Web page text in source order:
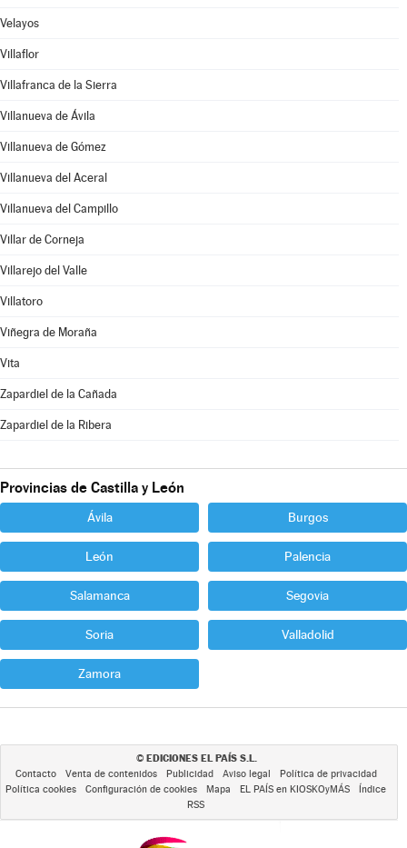
Velayos
Villaflor
Villafranca de la Sierra
Villanueva de Ávila
Villanueva de Gómez
Villanueva del Aceral
Villanueva del Campillo
Villar de Corneja
Villarejo del Valle
Villatoro
Viñegra de Moraña
Vita
Zapardiel de la Cañada
Zapardiel de la Ribera
Provincias de Castilla y León
Ávila Burgos
León Palencia
Salamanca Segovia
Soria Valladolid
Zamora
© EDICIONES EL PAÍS S.L.
Contacto Venta de contenidos Publicidad Aviso legal
Política de privacidad
Política cookies
Configuración de cookies Mapa EL PAÍS en KIOSKOyMÁS
Índice
RSS